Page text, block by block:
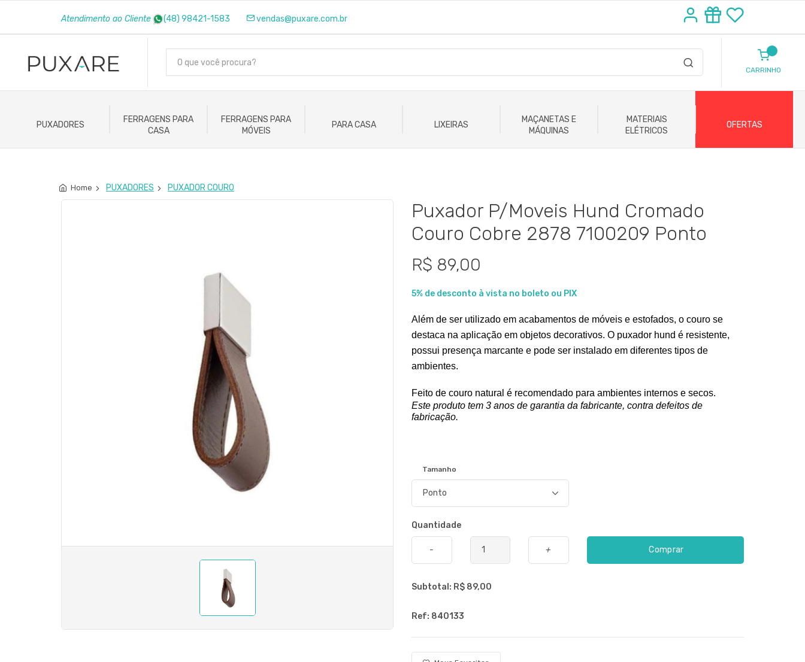
Atendimento ao Cliente (48) 98421-1583 vendas@puxare.com.br
CARRINHO
PUXADORES
FERRAGENS PARA
CASA
FERRAGENS PARA
MÓVEIS
PARA CASA LIXEIRAS
MAÇANETAS E
MÁQUINAS
MATERIAIS
ELÉTRICOS
OFERTAS
Home PUXADORES PUXADOR COURO
Puxador P/Moveis Hund Cromado
Couro Cobre 2878 7100209 Ponto
R$ 89,00
5% de desconto à vista no boleto ou PIX
Além de ser utilizado em acabamentos de móveis e estofados, o couro se
destaca na aplicação em objetos decorativos. O puxador hund é resistente,
possui presença marcante e pode ser instalado em diferentes tipos de
ambientes.
Feito de couro natural é recomendado para ambientes internos e secos.
Este produto tem 3 anos de garantia da fabricante, contra defeitos de
fabricação.
Tamanho
Quantidade
- + Comprar
Subtotal: R$ 89,00
Ref: 840133